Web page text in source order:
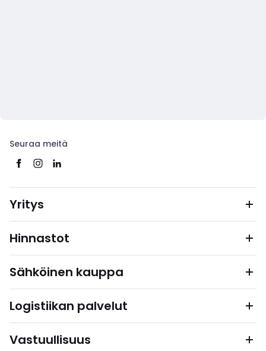
Seuraa meitä
Yritys
Hinnastot
Sähköinen kauppa
Logistiikan palvelut
Vastuullisuus